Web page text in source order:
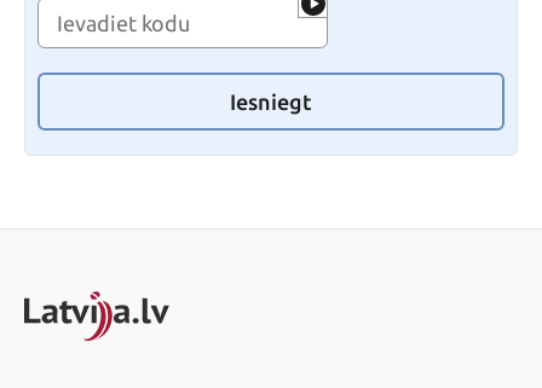
Iesniegt